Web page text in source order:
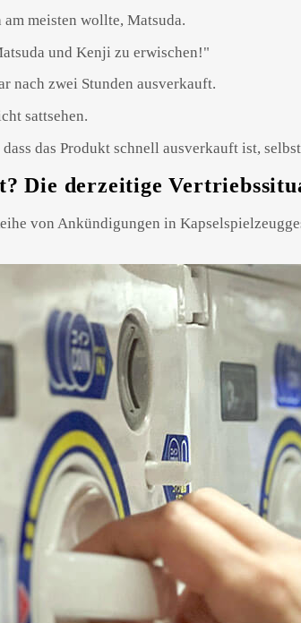
meisten wollte, Matsuda.
und Kenji zu erwischen!"
nach zwei Stunden ausverkauft.
sattsehen.
das Produkt schnell ausverkauft ist,
Die derzeitige
von Ankündigungen in